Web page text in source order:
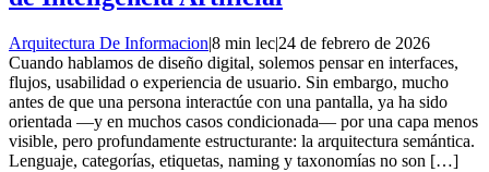
Arquitectura De Informacion|8 min lec|24 de febrero de 2026
Cuando hablamos de diseño digital, solemos pensar en interfaces,
flujos, usabilidad o experiencia de usuario. Sin embargo, mucho
antes de que una persona interactúe con una pantalla, ya ha sido
orientada —y en muchos casos condicionada— por una capa menos
visible, pero profundamente estructurante: la arquitectura semántica.
Lenguaje, categorías, etiquetas, naming y taxonomías no son […]